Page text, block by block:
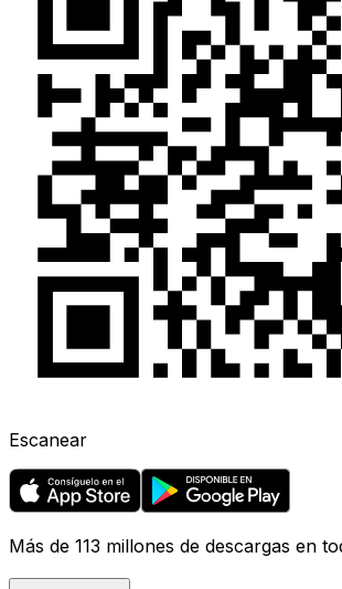
Escanear
Más de 113 millones de descargas en